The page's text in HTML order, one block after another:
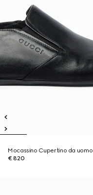
Mocassino Cupertino da uomo
€ 820